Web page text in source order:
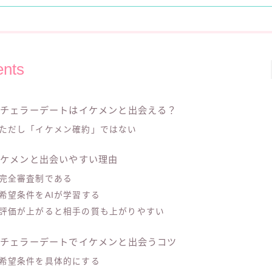
ェラーデートはイケメンと出会える？
だし「イケメン確約」ではない
メンと出会いやすい理由
全審査制である
望条件をAIが学習する
価が上がると相手の質も上がりやすい
ェラーデートでイケメンと出会うコツ
望条件を具体的にする